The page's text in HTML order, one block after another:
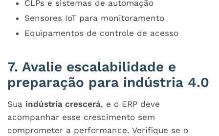
CLPs e sistemas de automação
Sensores IoT para monitoramento
Equipamentos de controle de acesso
7. Avalie escalabilidade e
preparação para indústria 4.0
Sua indústria crescerá, e o ERP deve
acompanhar esse crescimento sem
comprometer a performance. Verifique se o